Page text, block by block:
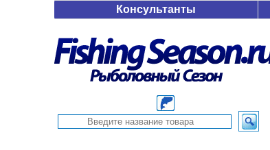
Консультанты